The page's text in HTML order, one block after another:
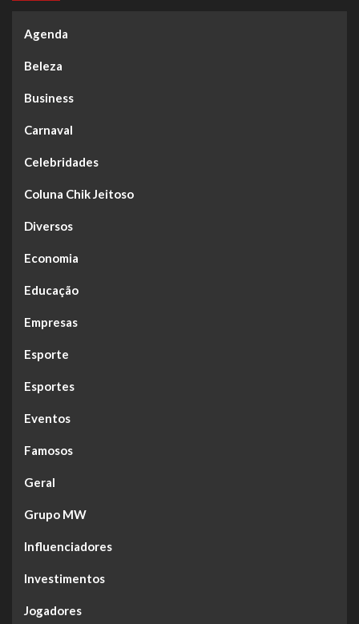
Agenda
Beleza
Business
Carnaval
Celebridades
Coluna Chik Jeitoso
Diversos
Economia
Educação
Empresas
Esporte
Esportes
Eventos
Famosos
Geral
Grupo MW
Influenciadores
Investimentos
Jogadores